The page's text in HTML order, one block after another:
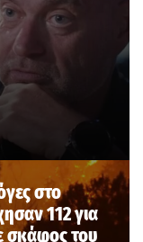
στο
112 για
σκάφος του